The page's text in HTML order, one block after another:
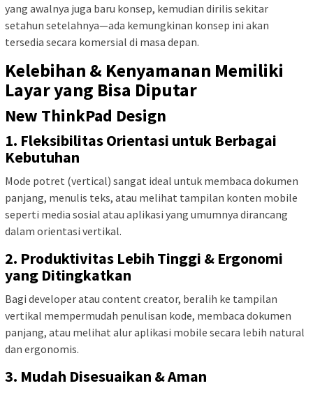
yang awalnya juga baru konsep, kemudian dirilis sekitar
setahun setelahnya—ada kemungkinan konsep ini akan
tersedia secara komersial di masa depan.
Kelebihan & Kenyamanan Memiliki
Layar yang Bisa Diputar
New ThinkPad Design
1. Fleksibilitas Orientasi untuk Berbagai
Kebutuhan
Mode potret (vertical) sangat ideal untuk membaca dokumen
panjang, menulis teks, atau melihat tampilan konten mobile
seperti media sosial atau aplikasi yang umumnya dirancang
dalam orientasi vertikal.
2. Produktivitas Lebih Tinggi & Ergonomi
yang Ditingkatkan
Bagi developer atau content creator, beralih ke tampilan
vertikal mempermudah penulisan kode, membaca dokumen
panjang, atau melihat alur aplikasi mobile secara lebih natural
dan ergonomis.
3. Mudah Disesuaikan & Aman